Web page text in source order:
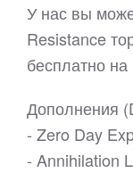
У нас вы
Resistance
бесплатно
Дополнения
- Zero Day
- Annihilation